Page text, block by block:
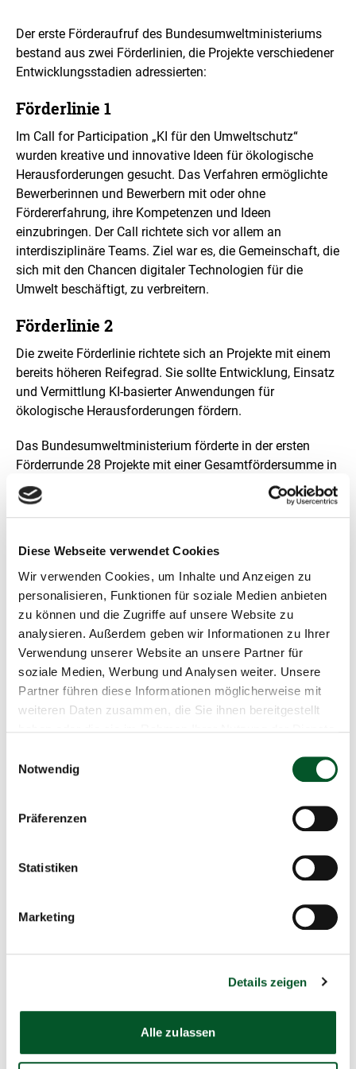
Diese Webseite verwendet Cookies
Wir verwenden Cookies, um Inhalte und Anzeigen zu
personalisieren, Funktionen für soziale Medien anbieten
zu können und die Zugriffe auf unsere Website zu
analysieren. Außerdem geben wir Informationen zu Ihrer
Verwendung unserer Website an unsere Partner für
soziale Medien, Werbung und Analysen weiter. Unsere
Partner führen diese Informationen möglicherweise mit
weiteren Daten zusammen, die Sie ihnen bereitgestellt
Notwendig
Präferenzen
Statistiken
Marketing
Details zeigen
Alle zulassen
Der erste Förderaufruf des Bundesumweltministeriums
bestand aus zwei Förderlinien, die Projekte verschiedener
Entwicklungsstadien adressierten:
Förderlinie 1
Im Call for Participation „KI für den Umweltschutz“
wurden kreative und innovative Ideen für ökologische
Herausforderungen gesucht. Das Verfahren ermöglichte
Bewerberinnen und Bewerbern mit oder ohne
Fördererfahrung, ihre Kompetenzen und Ideen
einzubringen. Der Call richtete sich vor allem an
interdisziplinäre Teams. Ziel war es, die Gemeinschaft, die
sich mit den Chancen digitaler Technologien für die
Umwelt beschäftigt, zu verbreitern.
Förderlinie 2
Die zweite Förderlinie richtete sich an Projekte mit einem
bereits höheren Reifegrad. Sie sollte Entwicklung, Einsatz
und Vermittlung KI-basierter Anwendungen für
ökologische Herausforderungen fördern.
Das Bundesumweltministerium förderte in der ersten
Förderrunde 28 Projekte mit einer Gesamtfördersumme in
Höhe von rund 28 Millionen Euro.
Kontakt
KI-Leuchttürme
+49 30 72618 0618
E-Mail schreiben
Häufig gestellte Fragen
Welche Förderschwerpunkte gibt es?